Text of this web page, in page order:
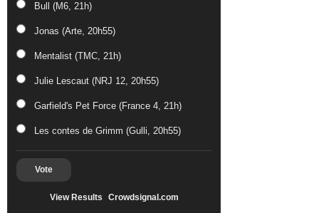
Bull (M6, 21h)
Jonas (Arte, 20h55)
Mentalist (TMC, 21h)
Julie Lescaut (NRJ 12, 20h55)
Garfield's Pet Force (France 4, 21h)
Les contes de Grimm (Gulli, 20h55)
Vote
View Results Crowdsignal.com